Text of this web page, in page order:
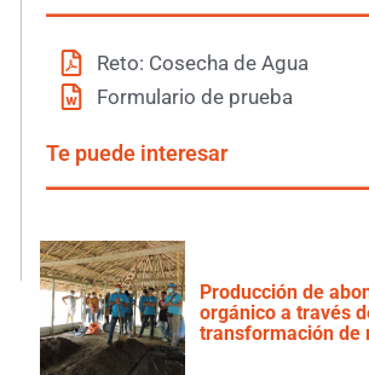
Reto: Cosecha de Agua
Formulario de prueba
Te puede interesar
Producción de
orgánico a través
transformación de